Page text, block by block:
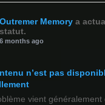
Outremer Memory a
statut.
6 months ago
n’est pas
vient généralement